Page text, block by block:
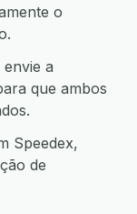
o
a
que ambos
Speedex,
de